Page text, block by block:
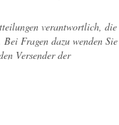
verantwortlich, die
Fragen dazu wenden Sie
Versender der